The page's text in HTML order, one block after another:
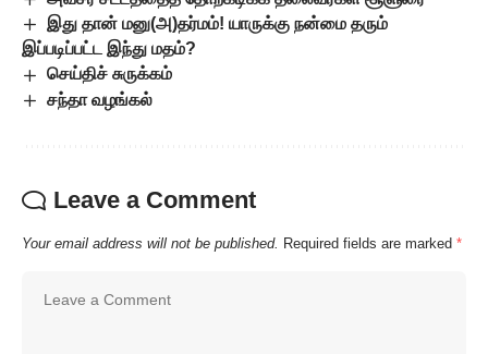
இது தான் மனு(அ)தர்மம்! யாருக்கு நன்மை தரும்
இப்படிப்பட்ட இந்து மதம்?
செய்திச் சுருக்கம்
சந்தா வழங்கல்
Leave a Comment
Your email address will not be published. Required fields are marked *